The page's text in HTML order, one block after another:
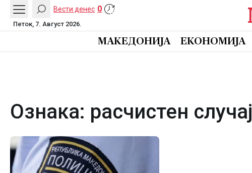
Вести денес 0
Петок, 7. Август 2026.
МАКЕДОНИЈА ЕКОНОМИЈА
Ознака: расчистен случај